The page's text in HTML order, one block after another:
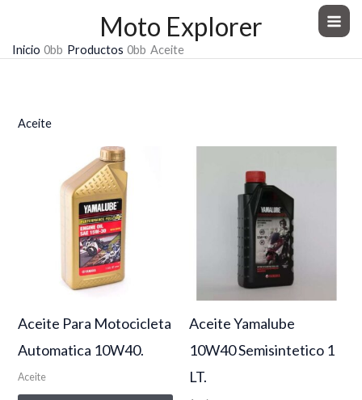
contenido
Moto Explorer
Inicio Productos Aceite
Aceite
Aceite Para Motocicleta
Automatica 10W40.
Aceite
Aceite Yamalube
10W40 Semisintetico 1
LT.